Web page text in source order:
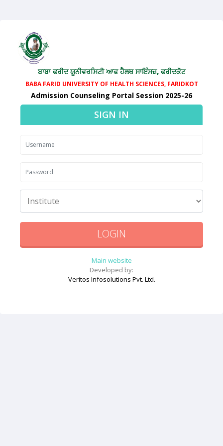
ਬਾਬਾ ਫਰੀਦ ਯੂਨੀਵਰਸਿਟੀ ਆਫ ਹੈਲਥ ਸਾਇੰਸਜ਼, ਫਰੀਦਕੋਟ
BABA FARID UNIVERSITY OF HEALTH SCIENCES, FARIDKOT
Admission Counseling Portal Session 2025-26
SIGN IN
Main website
Developed by:
Veritos Infosolutions Pvt. Ltd.